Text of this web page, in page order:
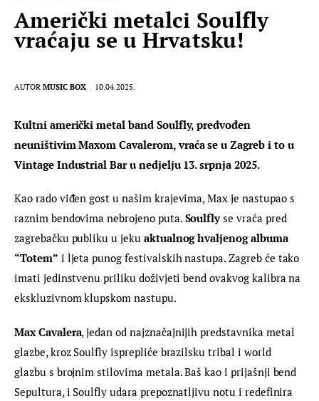
Američki metalci Soulfly
vraćaju se u Hrvatsku!
AUTOR MUSIC BOX 10.04.2025.
Kultni američki metal band Soulfly, predvođen
neuništivim Maxom Cavalerom, vraća se u Zagreb i to u
Vintage Industrial Bar u nedjelju 13. srpnja 2025.
Kao rado viđen gost u našim krajevima, Max je nastupao s
raznim bendovima nebrojeno puta. Soulfly se vraća pred
zagrebačku publiku u jeku aktualnog hvaljenog albuma
“Totem” i ljeta punog festivalskih nastupa. Zagreb će tako
imati jedinstvenu priliku doživjeti bend ovakvog kalibra na
ekskluzivnom klupskom nastupu.
Max Cavalera, jedan od najznačajnijih predstavnika metal
glazbe, kroz Soulfly isprepliće brazilsku tribal i world
glazbu s brojnim stilovima metala. Baš kao i prijašnji bend
Sepultura, i Soulfly udara prepoznatljivu notu i redefinira